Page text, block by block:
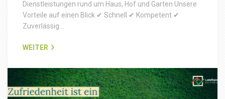
Dienstleistungen rund um Haus, Hof und Garten Unsere
Vorteile auf einen Blick ✔ Schnell ✔ Kompetent ✔
Zuverlässig…
WEITER